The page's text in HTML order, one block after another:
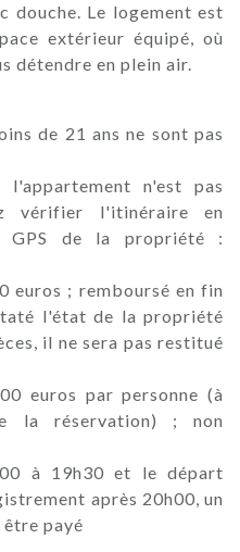
douche. Le logement est
extérieur équipé, où
détendre en plein air.
de 21 ans ne sont pas
n'est pas
vérifier l'itinéraire en
GPS de la propriété :
euros ; remboursé en fin
l'état de la propriété
il ne sera pas restitué
euros par personne (à
la réservation) ; non
à 19h30 et le départ
après 20h00, un
payé